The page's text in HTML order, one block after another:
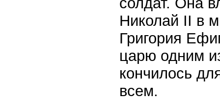
Николай II в
Григория
царю одним
кончилось
всем.